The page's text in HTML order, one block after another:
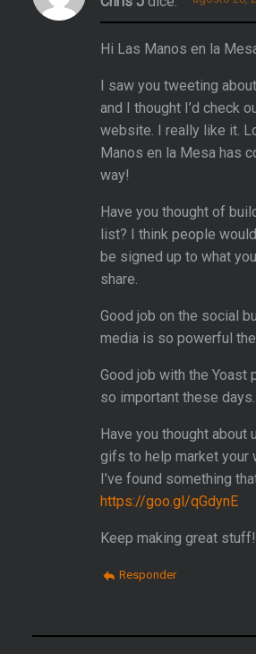
Hi Las Manos en la
I saw you tweeting
and I thought I’d check
website. I really like it.
Manos en la Mesa has
way!
Have you thought of
list? I think people
be signed up to what
share.
Good job on the social
media is so powerful
Good job with the Yoast
so important these days.
Have you thought about
gifs to help market your
I’ve found something
https://goo.gl/qGdynE
Keep making great stuff!
Responder